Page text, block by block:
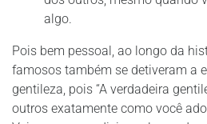
algo.
Pois bem pessoal, ao longo da
famosos também se detiveram a
gentileza, pois “A verdadeira
outros exatamente como você